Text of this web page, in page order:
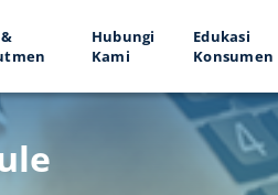
Hubungi
Kami
Edukasi
Konsumen